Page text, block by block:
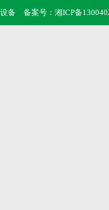
设备 备案号： 湘ICP备